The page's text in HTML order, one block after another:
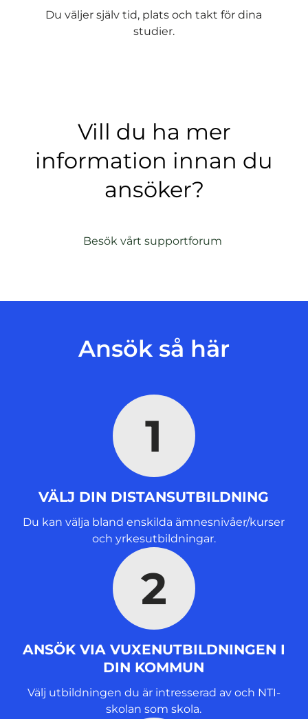
Du väljer själv tid, plats och takt för dina
studier.
Vill du ha mer
information innan du
ansöker?
Besök vårt supportforum
i
t
e
Ansök så här
1
VÄLJ DIN DISTANSUTBILDNING
Du kan välja bland enskilda ämnesnivåer/kurser
och yrkesutbildningar.
2
ANSÖK VIA VUXENUTBILDNINGEN I
DIN KOMMUN
Välj utbildningen du är intresserad av och NTI-
skolan som skola.